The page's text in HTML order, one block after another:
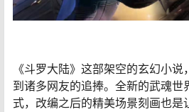
《斗罗大陆》这部架空的玄幻小
到诸多网友的追捧。全新的武魂世
式，改编之后的精美场景刻画也是